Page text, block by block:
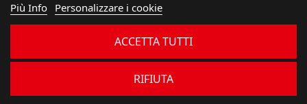
Più Info Personalizzare i cookie
RIFIUTA
ACCETTA TUTTI